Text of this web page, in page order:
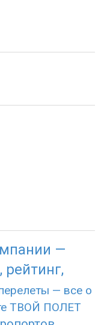
—
рейтинг,
— все о
ТВОЙ ПОЛЕТ